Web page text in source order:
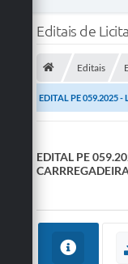
Principal
A Nossa Cidade
Editais de
Editais
EDITAL PE 059.2025 -
EDITAL PE